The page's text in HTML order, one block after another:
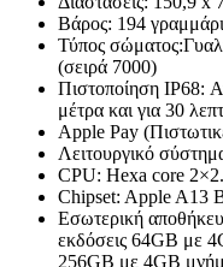
Βάρος: 194
Τύπος
(σειρά 7000)
Πιστοποίηση IP68:
μέτρα και για 30
Apple Pay
Λειτουργικό
CPU: Hexa core
Chipset: Apple A13
Εσωτερική
εκδόσεις 64GB με
256GB με 4GB